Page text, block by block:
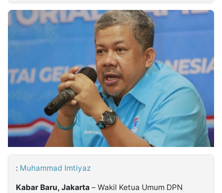
INDONESIA
Partner
Insight
NTB
Suara
Time
Lens
IDN
Daily
Jogja
Jalan
Rakyat
Idealita
News
Kita
Notice
Dinamikapost.com
Radar
Baru
Seedbacklink
: Muhammad Imtiyaz
Kabar Baru, Jakarta – Wakil Ketua Umum DPN